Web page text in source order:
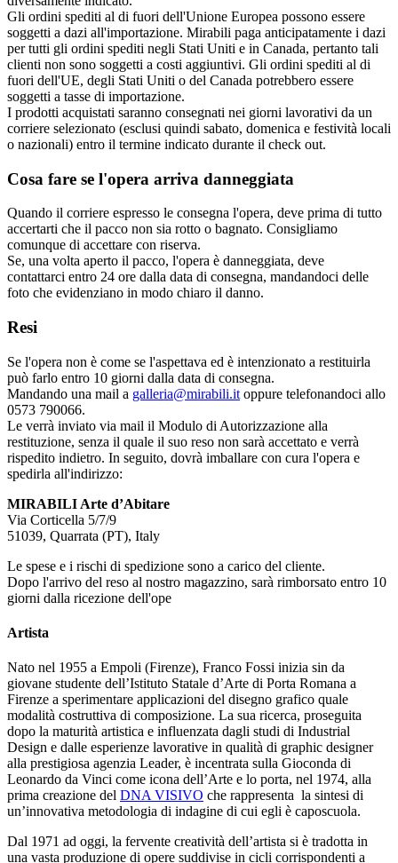
Gli ordini spediti al di fuori dell'Unione Europea possono essere
soggetti a dazi all'importazione. Mirabili paga anticipatamente i dazi
per tutti gli ordini spediti negli Stati Uniti e in Canada, pertanto tali
clienti non sono soggetti a costi aggiuntivi. Gli ordini spediti al di
fuori dell'UE, degli Stati Uniti o del Canada potrebbero essere
soggetti a tasse di importazione.
I prodotti acquistati saranno consegnati nei giorni lavorativi da un
corriere selezionato (esclusi quindi sabato, domenica e festività locali
o nazionali) entro il termine indicato durante il check out.
Cosa fare se l'opera arriva danneggiata
Quando il corriere espresso le consegna l'opera, deve prima di tutto
accertarti che il pacco non sia rotto o bagnato. Consigliamo
comunque di accettare con riserva.
Se, una volta aperto il pacco, l'opera è danneggiata, deve
contattarci entro 24 ore dalla data di consegna, mandandoci delle
foto che evidenziano in modo chiaro il danno.
Resi
Se l'opera non è come se l'aspettava ed è intenzionato a restituirla
può farlo entro 10 giorni dalla data di consegna.
Mandando una mail a galleria@mirabili.it oppure telefonandoci allo
0573 790066.
Le verrà inviato via mail il Modulo di Autorizzazione alla
restituzione, senza il quale il suo reso non sarà accettato e verrà
rispedito indietro. In seguito, dovrà imballare con cura l'opera e
spedirla all'indirizzo:
MIRABILI Arte d’Abitare
Via Corticella 5/7/9
51039, Quarrata (PT), Italy
Le spese e i rischi di spedizione sono a carico del cliente.
Dopo l'arrivo del reso al nostro magazzino, sarà rimborsato entro 10
giorni dalla ricezione dell'ope
Artista
Nato nel 1955 a Empoli (Firenze), Franco Fossi inizia sin da
giovane studente dell’Istituto Statale d’Arte di Porta Romana a
Firenze a sperimentare applicazioni del disegno grafico quale
modalità costruttiva di composizione. La sua ricerca, proseguita
dopo la maturità artistica e influenzata dagli studi di Industrial
Design e dalle esperienze lavorative in qualità di graphic designer
alla prestigiosa agenzia Leader, è incentrata sulla Gioconda di
Leonardo da Vinci come icona dell’Arte e lo porta, nel 1974, alla
prima creazione del DNA VISIVO che rappresenta la sintesi di
un’innovativa metodologia di indagine di cui egli è caposcuola.
Dal 1971 ad oggi, la fervente creatività dell’artista si è tradotta in
una vasta produzione di opere suddivise in cicli corrispondenti a